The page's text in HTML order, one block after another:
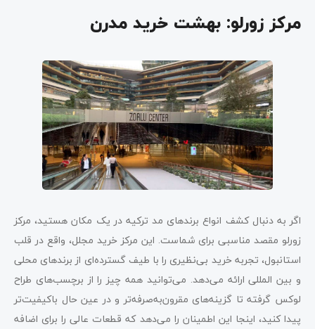
مرکز زورلو: بهشت خرید مدرن
اگر به دنبال کشف انواع برندهای مد ترکیه در یک مکان هستید، مرکز
زورلو مقصد مناسبی برای شماست. این مرکز خرید مجلل، واقع در قلب
استانبول، تجربه خرید بی‌نظیری را با طیف گسترده‌ای از برندهای محلی
و بین المللی ارائه می‌دهد. می‌توانید همه چیز را از برچسب‌های طراح
لوکس گرفته تا گزینه‌های مقرون‌به‌صرفه‌تر و در عین حال باکیفیت‌تر
پیدا کنید، اینجا این اطمینان را می‌دهد که قطعات عالی را برای اضافه